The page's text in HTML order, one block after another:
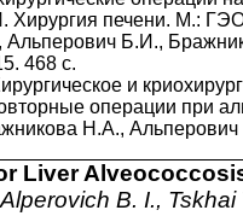
Хирургия печени. М.:
Б.И.,
468 с.
и
операции при
Н.А., Альперович
Liver
B. I.,